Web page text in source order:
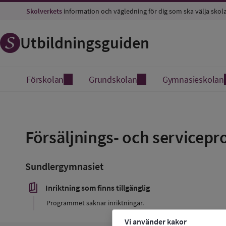
Vi använder kakor
Skolverkets information och vägledning för dig som ska välja
Utbildningsguiden
Förskolan Grundskolan Gymnasieskolan
Försäljnings- och
favorit
Sundlergymnasiet
book_5 Inriktning som finns tillgänglig
Programmet saknar inriktningar.